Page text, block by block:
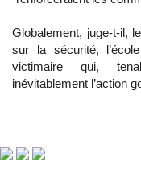
Globalement, juge-t-il,
sur la sécurité,
victimaire qui,
inévitablement l’action